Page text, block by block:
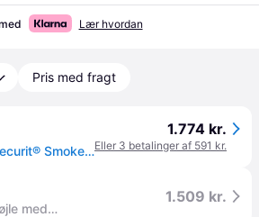
Lær hvordan
Pris med fragt
(ComputerSalg) Securit® Smoker Pole med fod
1.774 kr.
Eller 3 betalinger af 591 kr.
Securit askebæger søjle med fod 104cm til udendørsbrug guld
1.509 kr.